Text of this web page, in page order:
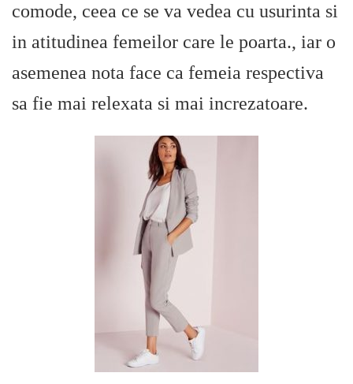
comode, ceea ce se va vedea cu usurinta si
in atitudinea femeilor care le poarta., iar o
asemenea nota face ca femeia respectiva
sa fie mai relexata si mai increzatoare.